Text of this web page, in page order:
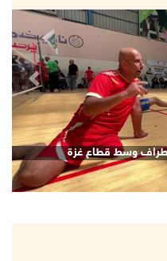
وسط قطاع غزة